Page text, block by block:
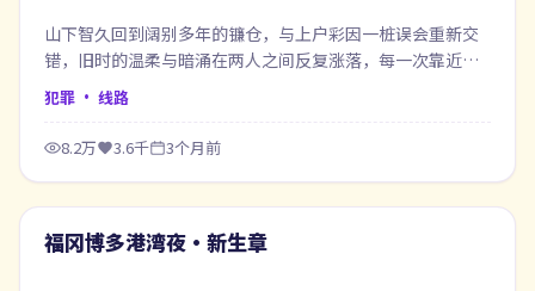
山下智久回到阔别多年的镰仓，与上户彩因一桩误会重新交
错，旧时的温柔与暗涌在两人之间反复涨落，每一次靠近都
像在赎回当年的失约。
犯罪 · 线路
8.2万 3.6千 3个月前
最新
福冈博多港湾夜·新生章